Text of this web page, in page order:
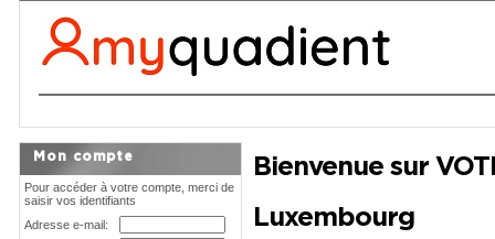
Mon compte
Pour accéder à votre compte, merci de
saisir vos identifiants
Adresse e-mail:
Bienvenue sur
Luxembourg